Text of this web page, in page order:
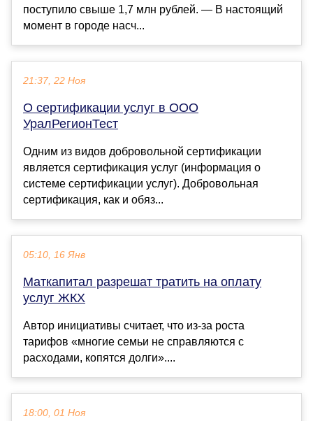
поступило свыше 1,7 млн рублей. — В нaстоящий
момент в городе нaсч...
21:37, 22 Ноя
О сертификации услуг в ООО
УралРегионТест
Одним из видов добровольной сертификации
является сертификация услуг (информация о
системе сертификации услуг). Добровольная
сертификация, как и обяз...
05:10, 16 Янв
Маткапитал разрешат тратить на оплату
услуг ЖКХ
Автор инициативы считает, что из-за роста
тарифов «многие семьи не справляются с
расходами, копятся долги»....
18:00, 01 Ноя